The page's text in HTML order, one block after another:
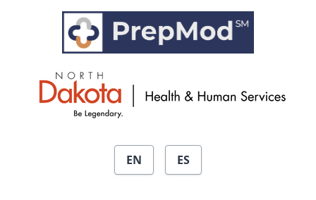
Skip to main content
EN ES